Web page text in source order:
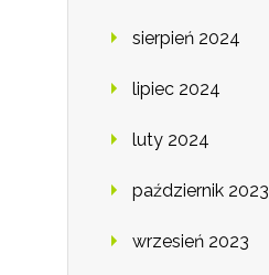
sierpień 2024
lipiec 2024
luty 2024
październik 2023
wrzesień 2023